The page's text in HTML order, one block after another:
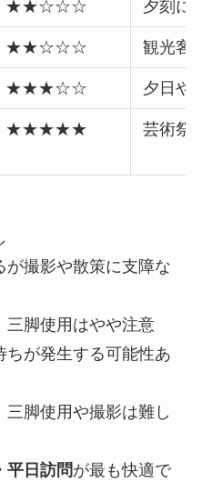
★★☆☆☆ 夕刻に
★★☆☆☆ 観光客
★★★☆☆ 夕日や
★★★★★ 芸術祭
撮影や散策に支障な
脚使用はやや注意
が発生する可能性あ
使用や撮影は難し
平日訪問が最も快適で